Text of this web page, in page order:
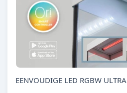
EENVOUDIGE LED RGBW ULTRA